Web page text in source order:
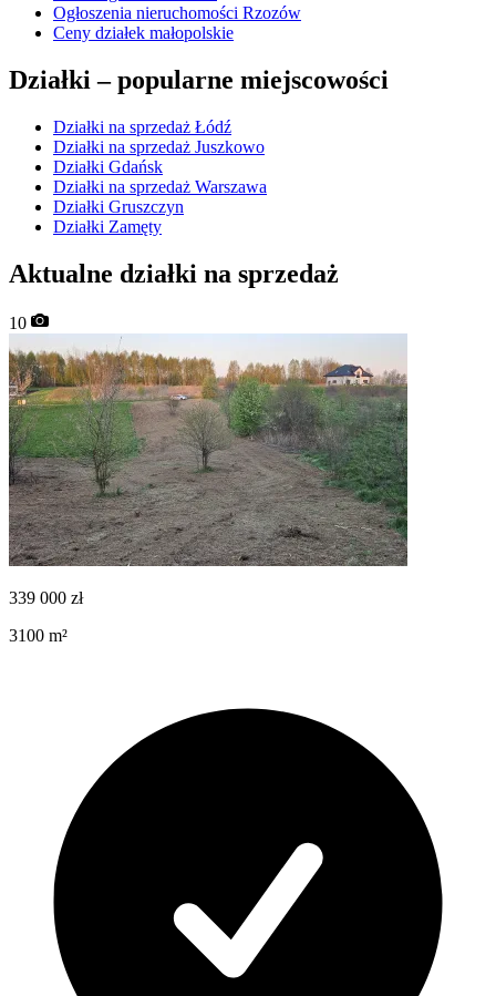
Ogłoszenia nieruchomości Rzozów
Ceny działek małopolskie
Działki –popularne miejscowości
Działki na sprzedaż Łódź
Działki na sprzedaż Juszkowo
Działki Gdańsk
Działki na sprzedaż Warszawa
Działki Gruszczyn
Działki Zamęty
Aktualne działki na sprzedaż
10
339 000 zł
3100 m²